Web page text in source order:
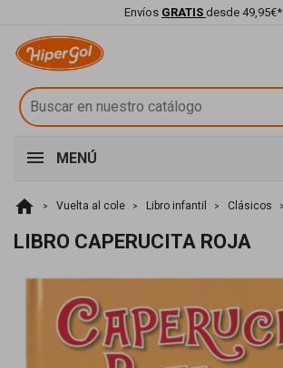
Envíos GRATIS desde 49,95€*
MENÚ
home Vuelta al cole Libro infantil Clásicos
LIBRO CAPERUCITA ROJA